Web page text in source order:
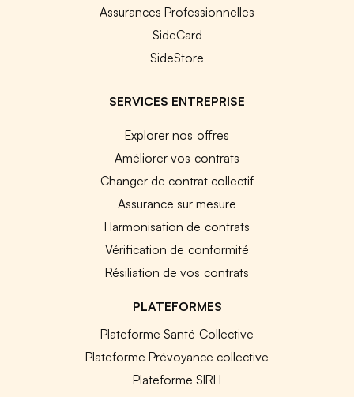
Assurances Professionnelles
SideCard
SideStore
SERVICES ENTREPRISE
Explorer nos offres
Améliorer vos contrats
Changer de contrat collectif
Assurance sur mesure
Harmonisation de contrats
Vérification de conformité
Résiliation de vos contrats
PLATEFORMES
Plateforme Santé Collective
Plateforme Prévoyance collective
Plateforme SIRH